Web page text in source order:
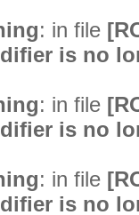
: in file
is no
: in file
is no
: in file
is no